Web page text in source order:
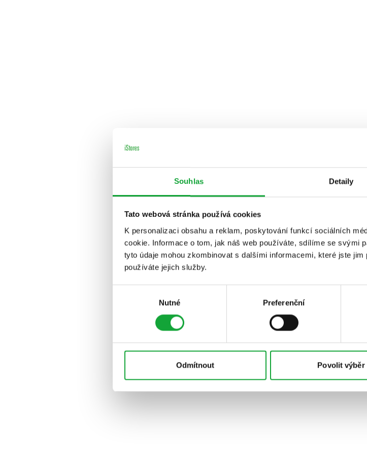
Souhlas Detaily
Tato webová stránka používá cookies
K personalizaci obsahu a reklam, poskytování funkcí sociálních
cookie. Informace o tom, jak náš web používáte, sdílíme se svými
tyto údaje mohou zkombinovat s dalšími informacemi, které jste
používáte jejich služby.
Nutné Preferenční
Odmítnout Povolit výběr